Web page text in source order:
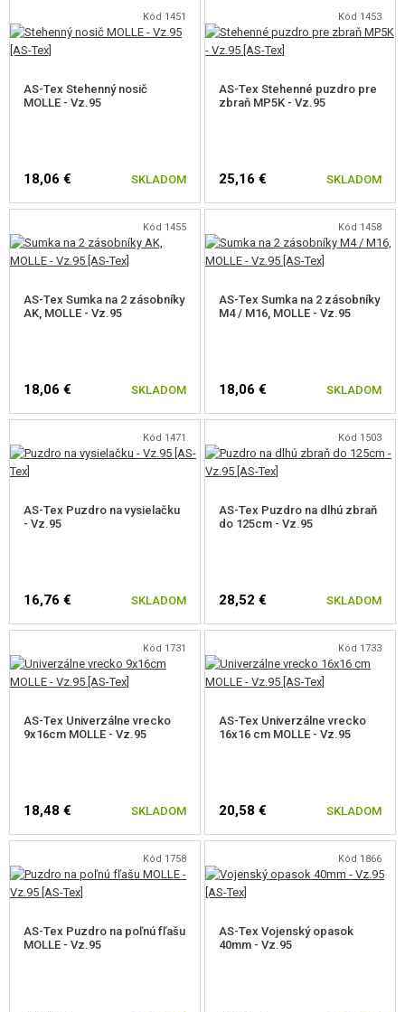
má podobné špecifikácie, ako materiál ULEN používaný na výrobu výstroja
AČR.
Kód 1451
AS-Tex Stehenný nosič
MOLLE - Vz.95
18,06 € SKLADOM
Kód 1453
AS-Tex Stehenné puzdro pre
zbraň MP5K - Vz.95
25,16 € SKLADOM
Kód 1455
AS-Tex Sumka na 2 zásobníky
AK, MOLLE - Vz.95
18,06 € SKLADOM
Kód 1458
AS-Tex Sumka na 2 zásobníky
M4 / M16, MOLLE - Vz.95
18,06 € SKLADOM
Kód 1471
AS-Tex Puzdro na vysielačku
- Vz.95
16,76 € SKLADOM
Kód 1503
AS-Tex Puzdro na dlhú zbraň
do 125cm - Vz.95
28,52 € SKLADOM
Kód 1731
AS-Tex Univerzálne vrecko
9x16cm MOLLE - Vz.95
18,48 € SKLADOM
Kód 1733
AS-Tex Univerzálne vrecko
16x16 cm MOLLE - Vz.95
20,58 € SKLADOM
Kód 1758
AS-Tex Puzdro na poľnú fľašu
MOLLE - Vz.95
Kód 1866
AS-Tex Vojenský opasok
40mm - Vz.95